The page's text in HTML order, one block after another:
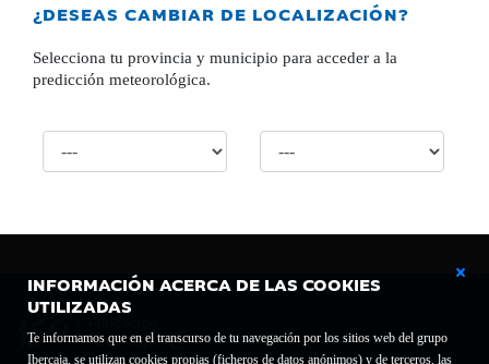
INFORMACIÓN ACERCA DE LAS COOKIES
UTILIZADAS
Te informamos que en el transcurso de tu navegación por los sitios web del grupo
Ibercaja, se utilizan cookies propias (ficheros de datos anónimos) y de terceros, las
¿DESEAS CAMBIAR DE LOCALIZACIÓN?
Selecciona tu provincia y municipio para acceder a la
predicción meteorológica.